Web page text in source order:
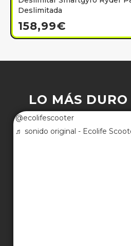
Deslimitada
158,99€
LO MÁS
@ecolifescooter
♬ sonido original - Ecolife